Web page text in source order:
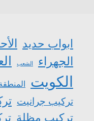
ابواب حديد
الجهراء الشعب
الكويت
تركيب جرانيت
تركيب مظلة